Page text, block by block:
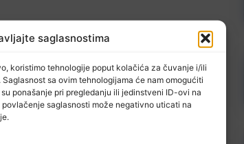
saglasnostima
koristimo tehnologije poput kolačića za čuvanje i/ili
sa ovim tehnologijama će nam omogućiti
ponašanje pri pregledanju ili jedinstveni ID-ovi na
saglasnosti može negativno uticati na